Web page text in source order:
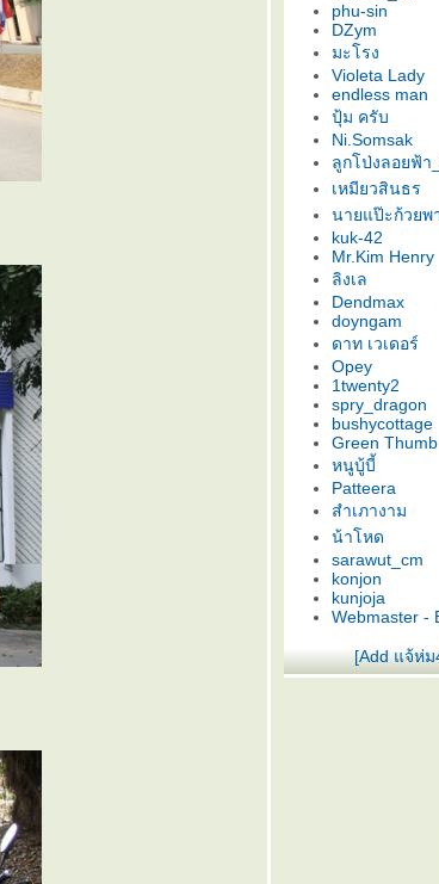
phu-sin
DZym
มะโรง
Violeta Lady
endless man
ปุ้ม ครับ
Ni.Somsak
ลูกโป่งลอยฟ้า
เหมียวสินธร
นายแป๊ะก้วยพ
kuk-42
Mr.Kim Henry
ลิงเล
Dendmax
doyngam
ดาท เวเดอร์
Opey
1twenty2
spry_dragon
bushycottage
Green Thumb
หนูบู้บี้
Patteera
สำเภางาม
น้าโหด
sarawut_cm
konjon
kunjoja
Webmaster -
[Add แจ้ห่ม